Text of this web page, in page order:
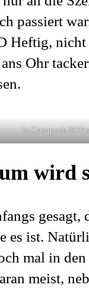
passiert
Heftig, nicht
Ohr
In Cyberpunk 2077
wird
gesagt,
es ist.
mal in
meist,